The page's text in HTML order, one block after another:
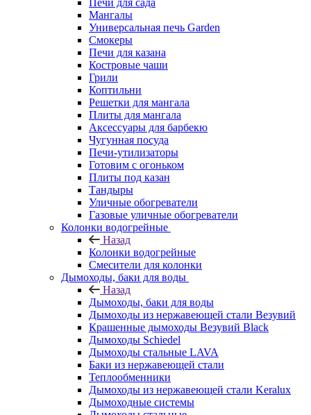
Печи для сада
Мангалы
Универсальная печь Garden
Смокеры
Печи для казана
Костровые чаши
Грили
Коптильни
Решетки для мангала
Плиты для мангала
Аксессуары для барбекю
Чугунная посуда
Печи-утилизаторы
Готовим с огоньком
Плиты под казан
Тандыры
Уличные обогреватели
Газовые уличные обогреватели
Колонки водогрейные
Назад
Колонки водогрейные
Смесители для колонки
Дымоходы, баки для воды
Назад
Дымоходы, баки для воды
Дымоходы из нержавеющей стали Везувий
Крашенные дымоходы Везувий Black
Дымоходы Schiedel
Дымоходы стальные LAVA
Баки из нержавеющей стали
Теплообменники
Дымоходы из нержавеющей стали Keralux
Дымоходные системы